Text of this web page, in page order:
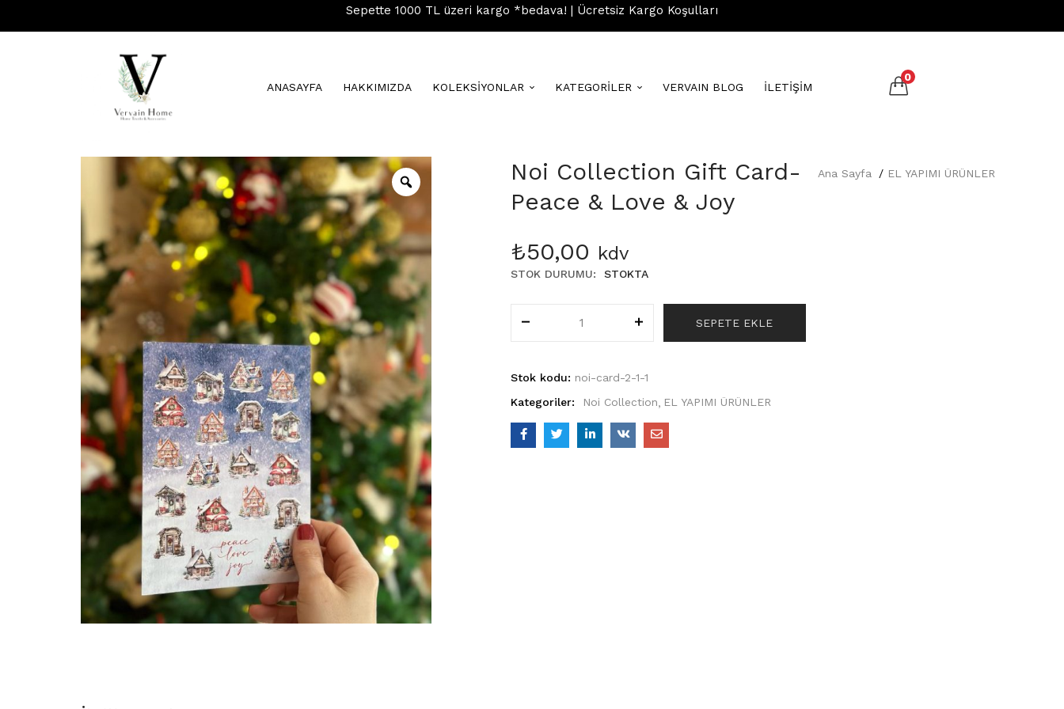
Sepette 1000 TL üzeri kargo *bedava! | Ücretsiz Kargo Koşulları
ANASAYFA HAKKIMIZDA KOLEKSİYONLAR KATEGORİLER VERVAIN BLOG İLETİŞİM
0
Ana Sayfa EL YAPIMI ÜRÜNLER
Noi Collection Gift Card-
Peace & Love & Joy
₺50,00 kdv
STOK DURUMU: STOKTA
SEPETE EKLE
Stok kodu: noi-card-2-1-1
Kategoriler:
Noi Collection EL YAPIMI ÜRÜNLER